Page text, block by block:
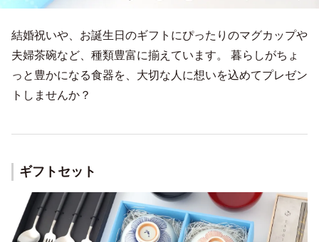
結婚祝いや、お誕生日のギフトにぴったりのマグカップや
夫婦茶碗など、種類豊富に揃えています。 暮らしがちょ
っと豊かになる食器を、大切な人に想いを込めてプレゼン
トしませんか？
ギフトセット